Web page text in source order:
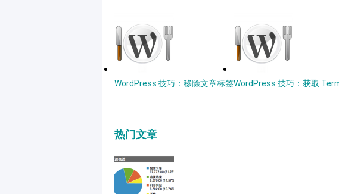
WordPress 技巧：移除文章标签WordPress 技巧：获取
热门文章